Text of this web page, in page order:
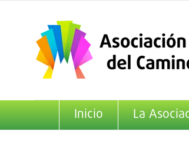
contenido
Inicio La